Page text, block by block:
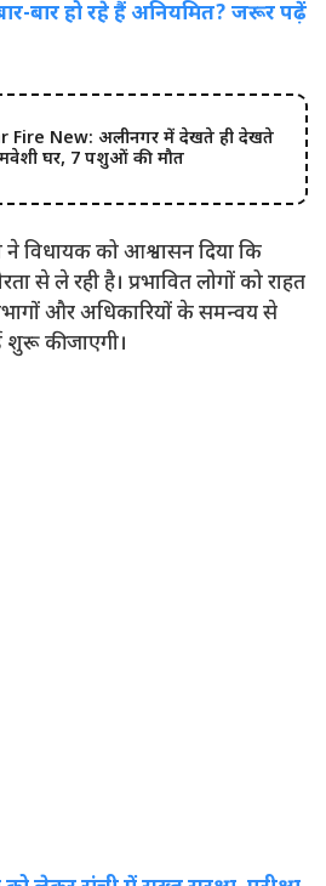
बार हो रहे हैं अनियमित? जरूर पढ़ें
Fire New: अलीनगर में देखते ही देखते
घर, 7 पशुओं की मौत
ने विधायक को आश्वासन दिया कि
से ले रही है। प्रभावित लोगों को राहत
और अधिकारियों के समन्वय से
की जाएगी।